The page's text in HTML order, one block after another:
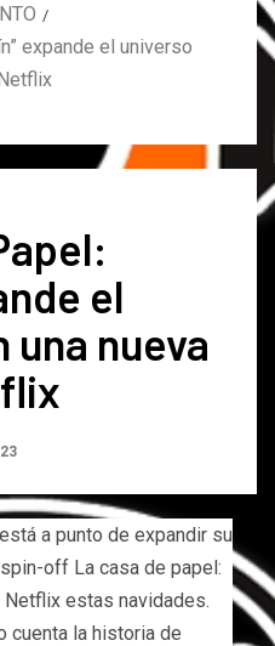
expande el universo
el
una nueva
a punto de expandir su
off La casa de papel:
Netflix estas navidades.
cuenta la historia de